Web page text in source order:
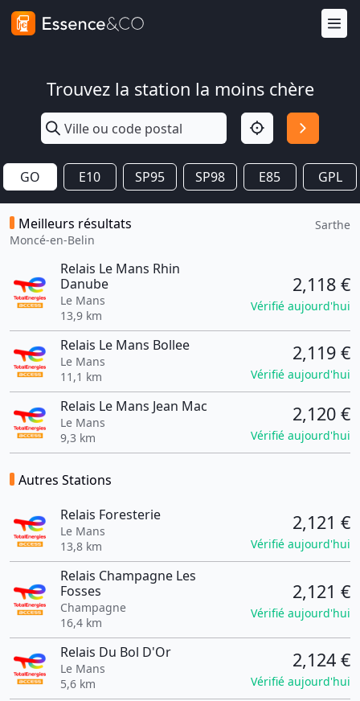
Trouvez la station la moins chère
GO E10 SP95 SP98 E85 GPL
Meilleurs résultats
Moncé-en-Belin
Sarthe
Relais Le Mans Rhin
Danube
Le Mans
13,9 km
2,118 €
Vérifié aujourd'hui
Relais Le Mans Bollee
Le Mans
11,1 km
2,119 €
Vérifié aujourd'hui
Relais Le Mans Jean Mac
Le Mans
9,3 km
2,120 €
Vérifié aujourd'hui
Autres Stations
Relais Foresterie
Le Mans
13,8 km
2,121 €
Vérifié aujourd'hui
Relais Champagne Les
Fosses
Champagne
16,4 km
2,121 €
Vérifié aujourd'hui
Relais Du Bol D'Or
Le Mans
5,6 km
2,124 €
Vérifié aujourd'hui